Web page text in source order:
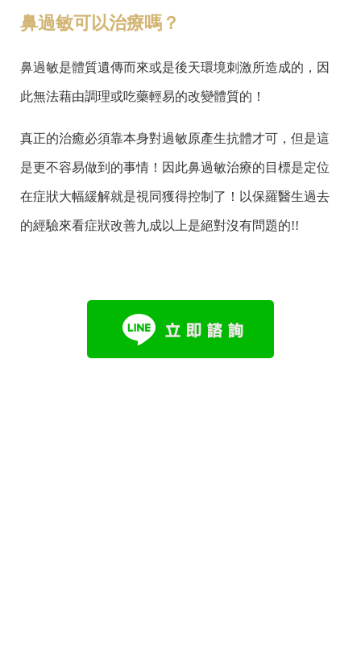
鼻過敏可以治療嗎？
鼻過敏是體質遺傳而來或是後天環境刺激所造成的，因
此無法藉由調理或吃藥輕易的改變體質的！
真正的治癒必須靠本身對過敏原產生抗體才可，但是這
是更不容易做到的事情！因此鼻過敏治療的目標是定位
在症狀大幅緩解就是視同獲得控制了！以保羅醫生過去
的經驗來看症狀改善九成以上是絕對沒有問題的!!